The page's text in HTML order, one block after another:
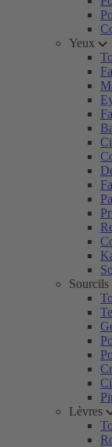
Yeux
Sourcils
Lèvres